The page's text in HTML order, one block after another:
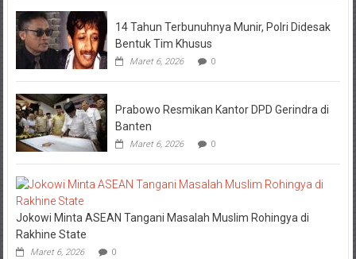
14 Tahun Terbunuhnya Munir, Polri Didesak
Bentuk Tim Khusus
Maret 6, 2026 0
Prabowo Resmikan Kantor DPD Gerindra di
Banten
Maret 6, 2026 0
Jokowi Minta ASEAN Tangani Masalah Muslim Rohingya di
Rakhine State
Maret 6, 2026 0